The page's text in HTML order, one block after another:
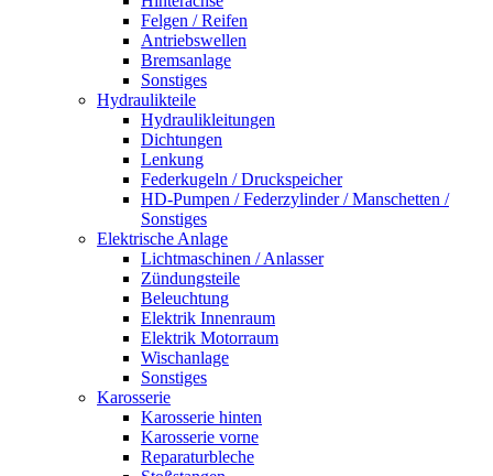
Felgen / Reifen
Antriebswellen
Bremsanlage
Sonstiges
Hydraulikteile
Hydraulikleitungen
Dichtungen
Lenkung
Federkugeln / Druckspeicher
HD-Pumpen / Federzylinder / Manschetten /
Sonstiges
Elektrische Anlage
Lichtmaschinen / Anlasser
Zündungsteile
Beleuchtung
Elektrik Innenraum
Elektrik Motorraum
Wischanlage
Sonstiges
Karosserie
Karosserie hinten
Karosserie vorne
Reparaturbleche